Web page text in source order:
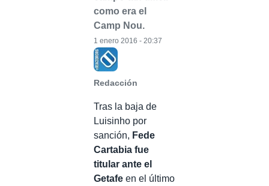
como era el
Camp Nou.
Redacción
1 enero 2016 - 20:37
Tras la baja de
Luisinho por
sanción, Fede
Cartabia fue
titular ante el
Getafe en el último